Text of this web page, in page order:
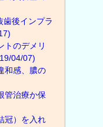
歯後インプラ
トのデメリ
04/07)
和感、膿の
管治療か保
冠）を入れ